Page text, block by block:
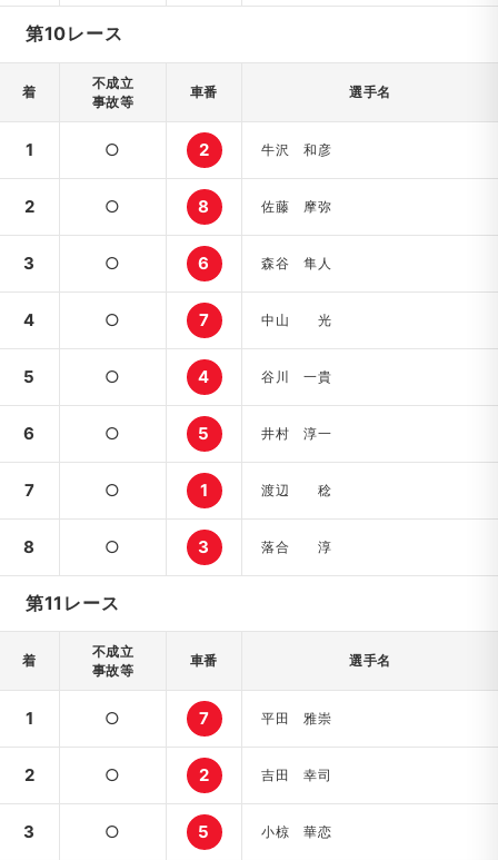
第10レース
着
不成立
事故等
車番 選手名
1 ○ 2 牛沢 和彦
2 ○ 8 佐藤 摩弥
3 ○ 6 森谷 隼人
4 ○ 7 中山 光
5 ○ 4 谷川 一貴
6 ○ 5 井村 淳一
7 ○ 1 渡辺 稔
8 ○ 3 落合 淳
第11レース
着
不成立
事故等
車番 選手名
1 ○ 7 平田 雅崇
2 ○ 2 吉田 幸司
3 ○ 5 小椋 華恋